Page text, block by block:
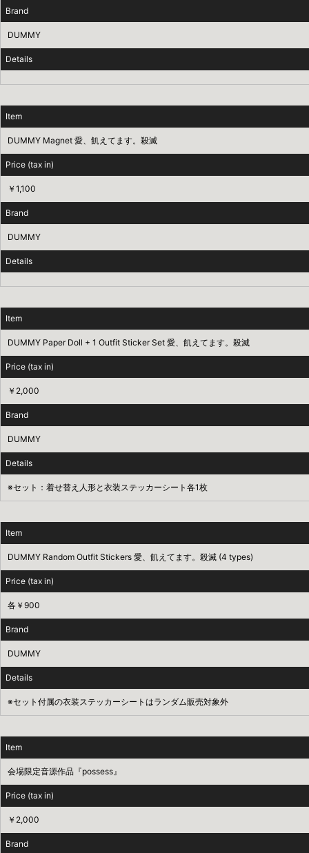
Brand
DUMMY
Details
Item
DUMMY Magnet 愛、飢えてます。殺滅
Price (tax in)
￥1,100
Brand
DUMMY
Details
Item
DUMMY Paper Doll + 1 Outfit Sticker Set 愛、飢えてます。殺滅
Price (tax in)
￥2,000
Brand
DUMMY
Details
※セット：着せ替え人形と衣装ステッカーシート各1枚
Item
DUMMY Random Outfit Stickers 愛、飢えてます。殺滅 (4 types)
Price (tax in)
各￥900
Brand
DUMMY
Details
※セット付属の衣装ステッカーシートはランダム販売対象外
Item
会場限定音源作品『possess』
Price (tax in)
￥2,000
Brand